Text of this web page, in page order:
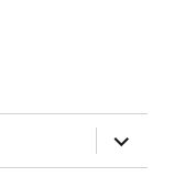
öffnen